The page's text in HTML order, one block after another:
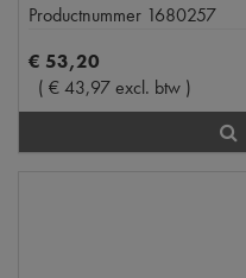
Productnummer 1680257
€ 53,20
( €43,97excl. btw )